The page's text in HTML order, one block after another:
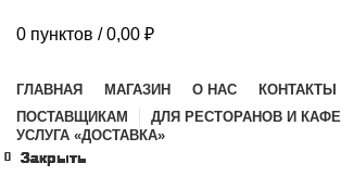
0 пунктов / 0,00 ₽
ГЛАВНАЯ МАГАЗИН О НАС КОНТАКТЫ
ПОСТАВЩИКАМ
ДЛЯ РЕСТОРАНОВ И КАФЕ
УСЛУГА «ДОСТАВКА»
Закрыть
Закрыть
Закрыть
Закрыть
Закрыть
Закрыть
Закрыть
Закрыть
Закрыть
Закрыть
Закрыть
Закрыть
Закрыть
Закрыть
Закрыть